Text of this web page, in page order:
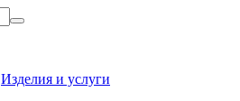
Изделия и услуги